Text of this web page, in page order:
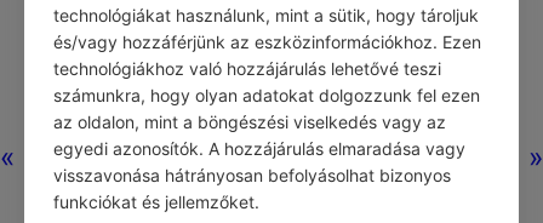
« »
Nincs még hozzászólás.
technológiákat használunk, mint a sütik, hogy tároljuk
és/vagy hozzáférjünk az eszközinformációkhoz. Ezen
technológiákhoz való hozzájárulás lehetővé teszi
számunkra, hogy olyan adatokat dolgozzunk fel ezen
az oldalon, mint a böngészési viselkedés vagy az
egyedi azonosítók. A hozzájárulás elmaradása vagy
visszavonása hátrányosan befolyásolhat bizonyos
funkciókat és jellemzőket.